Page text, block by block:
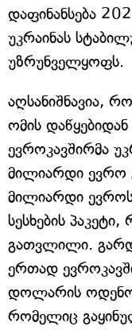
დაფინანსება
უკრაინას
უზრუნველყოფს.
აღსანიშნავია,
ომის
ევროკავშირმა
მილიარდი ევრო
მილიარდი
სესხების
გათვლილი.
ერთად
დოლარის
რომელიც